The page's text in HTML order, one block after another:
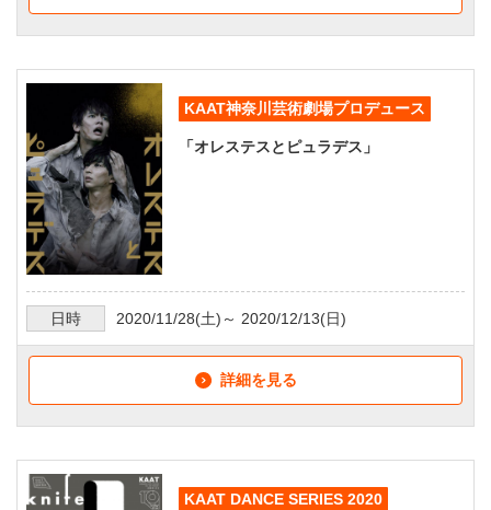
KAAT神奈川芸術劇場プロデュース
「オレステスとピュラデス」
日時 2020/11/28(土)～ 2020/12/13(日)
詳細を見る
KAAT DANCE SERIES 2020